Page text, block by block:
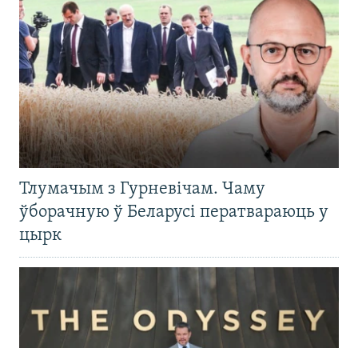
Тлумачым з Гурневічам. Чаму
ўборачную ў Беларусі ператвараюць у
цырк